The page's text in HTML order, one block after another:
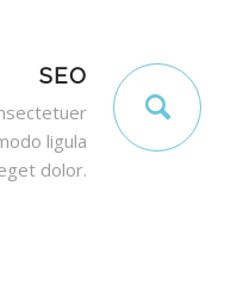
SEO
ligula
dolor.